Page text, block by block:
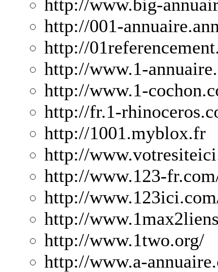
http://www.big-
http://001-
http://
http://www.1-
http://www.1-
http://fr.1-
http://1001.myblox.fr
http://
http://www.123-
http://
http://
http://www.1two.org/
http://www.a-